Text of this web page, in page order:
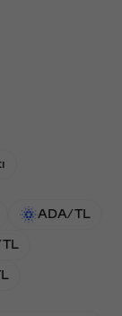
ADA/TL